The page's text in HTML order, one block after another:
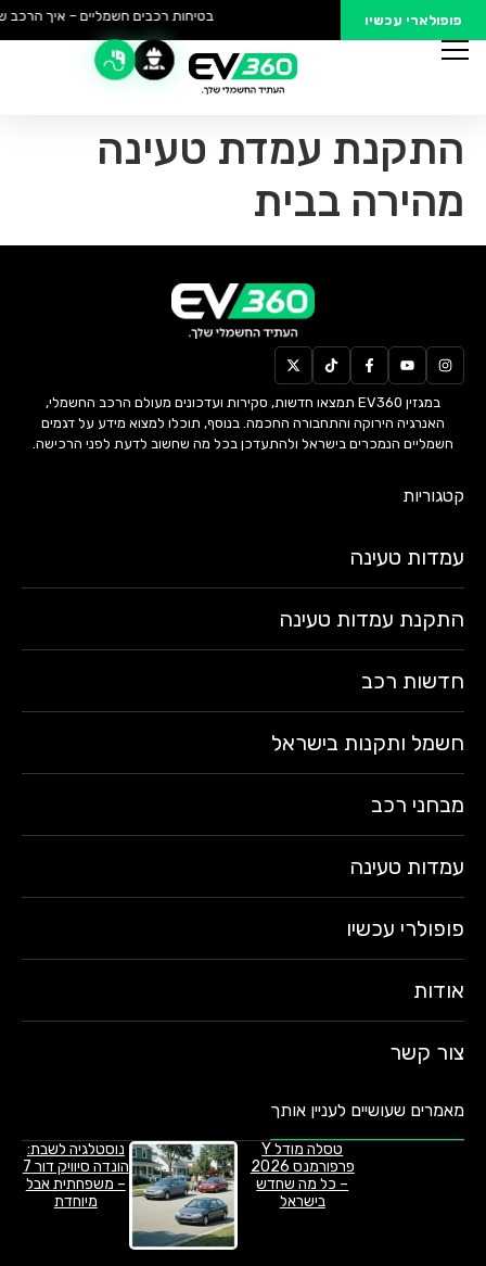
פופולארי עכשיו בטיחות רכבים חשמליים – איך הרכב
התקנת עמדת טעינה
מהירה בבית
במגזין EV360 תמצאו חדשות, סקירות ועדכונים מעולם הרכב החשמלי,
האנרגיה הירוקה והתחבורה החכמה. בנוסף, תוכלו למצוא מידע על דגמים
חשמליים הנמכרים בישראל ולהתעדכן בכל מה שחשוב לדעת לפני הרכישה.
קטגוריות
עמדות טעינה
התקנת עמדות טעינה
חדשות רכב
חשמל ותקנות בישראל
מבחני רכב
עמדות טעינה
פופולרי עכשיו
אודות
צור קשר
מאמרים שעושיים לעניין אותך
טסלה מודל Y
פרפורמנס 2026
– כל מה שחדש
בישראל
נוסטלגיה לשבת:
הונדה סיוויק דור 7
– משפחתית אבל
מיוחדת